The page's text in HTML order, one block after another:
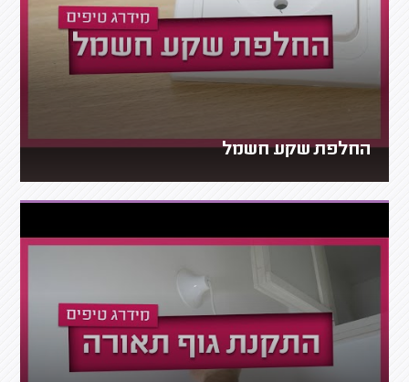
החלפת שקע חשמל